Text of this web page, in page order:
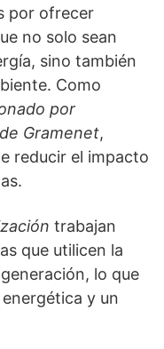
por ofrecer
no solo sean
sino también
Como
por
Gramenet,
reducir el impacto
trabajan
que utilicen la
lo que
y un